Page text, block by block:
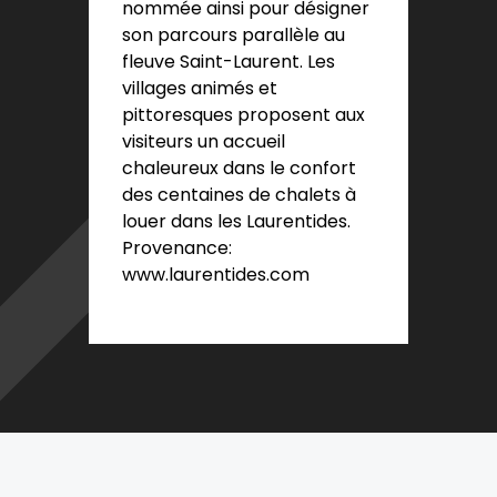
nommée ainsi pour désigner
son parcours parallèle au
fleuve Saint-Laurent. Les
villages animés et
pittoresques proposent aux
visiteurs un accueil
chaleureux dans le confort
des centaines de chalets à
louer dans les Laurentides.
Provenance:
www.laurentides.com